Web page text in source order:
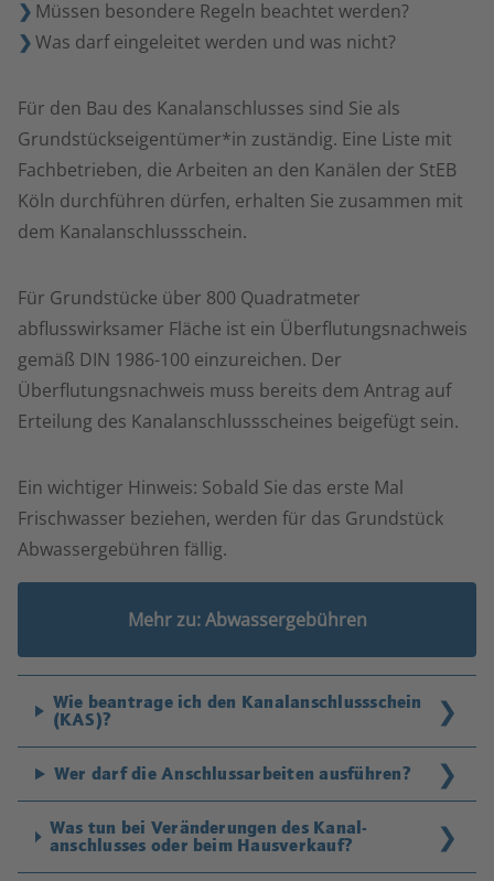
Müssen besondere Regeln beachtet werden?
Was darf eingeleitet werden und was nicht?
Für den Bau des Kanalanschlusses sind Sie als
Grundstückseigentümer*in zuständig. Eine Liste mit
Fachbetrieben, die Arbeiten an den Kanälen der StEB
Köln durchführen dürfen, erhalten Sie zusammen mit
dem Kanalanschlussschein.
Für Grundstücke über 800 Quadratmeter
abflusswirksamer Fläche ist ein Überflutungsnachweis
gemäß DIN 1986-100 einzureichen. Der
Überflutungsnachweis muss bereits dem Antrag auf
Erteilung des Kanalanschlussscheines beigefügt sein.
Ein wichtiger Hinweis: Sobald Sie das erste Mal
Frischwasser beziehen, werden für das Grundstück
Abwassergebühren fällig.
Mehr zu: Abwassergebühren
Wie beantrage ich den Kanalanschluss­schein
(KAS)?
Wer darf die Anschluss­arbeiten ausführen?
Was tun bei Veränderungen des Kanal­
anschlusses oder beim Hausverkauf?